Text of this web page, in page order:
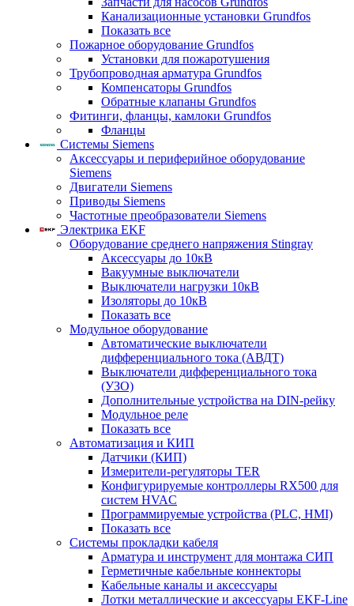
Канализационные установки Grundfos
Показать все
Пожарное оборудование Grundfos
Установки для пожаротушения
Трубопроводная арматура Grundfos
Компенсаторы Grundfos
Обратные клапаны Grundfos
Фитинги, фланцы, камлоки Grundfos
Фланцы
Системы Siemens
Аксессуары и периферийное оборудование
Siemens
Двигатели Siemens
Приводы Siemens
Частотные преобразователи Siemens
Электрика EKF
Оборудование среднего напряжения Stingray
Аксессуары до 10кВ
Вакуумные выключатели
Выключатели нагрузки 10кВ
Изоляторы до 10кВ
Показать все
Модульное оборудование
Автоматические выключатели
дифференциального тока (АВДТ)
Выключатели дифференциального тока
(УЗО)
Дополнительные устройства на DIN-рейку
Модульное реле
Показать все
Автоматизация и КИП
Датчики (КИП)
Измерители-регуляторы TER
Конфигурируемые контроллеры RX500 для
систем HVAC
Программируемые устройства (PLC, HMI)
Показать все
Системы прокладки кабеля
Арматура и инструмент для монтажа СИП
Герметичные кабельные коннекторы
Кабельные каналы и аксессуары
Лотки металлические и аксессуары EKF-Line